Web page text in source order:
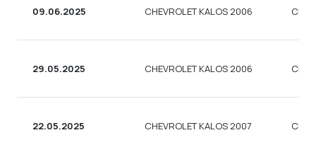
09.06.2025 CHEVROLET KALOS 2006
29.05.2025 CHEVROLET KALOS 2006
22.05.2025 CHEVROLET KALOS 2007